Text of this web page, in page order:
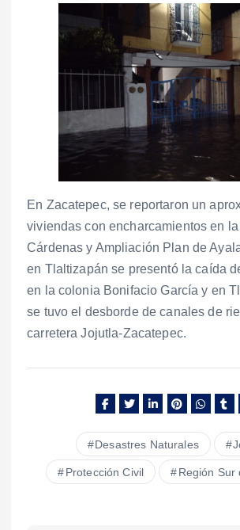
En Zacatepec, se reportaron un
viviendas con encharcamientos en
Cárdenas y Ampliación Plan de
en Tlaltizapán se presentó la caída
en la colonia Bonifacio García y en
se tuvo el desborde de canales de
carretera Jojutla-Zacatepec.
Desastres Naturales
Protección Civil Región Sur